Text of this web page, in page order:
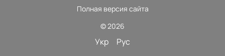
Полная версия сайта
© 2026
Укр Рус